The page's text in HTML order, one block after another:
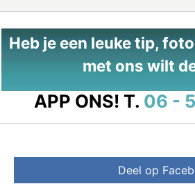
Heb je een leuke tip,
met ons wilt
APP ONS! T. 06 -
Deel op